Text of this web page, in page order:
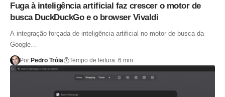
Fuga à inteligência artificial faz crescer o motor de
busca DuckDuckGo e o browser Vivaldi
A integração forçada de inteligência artificial no motor de busca da
Google…
Por:Pedro Tróia Tempo de leitura: 6 min